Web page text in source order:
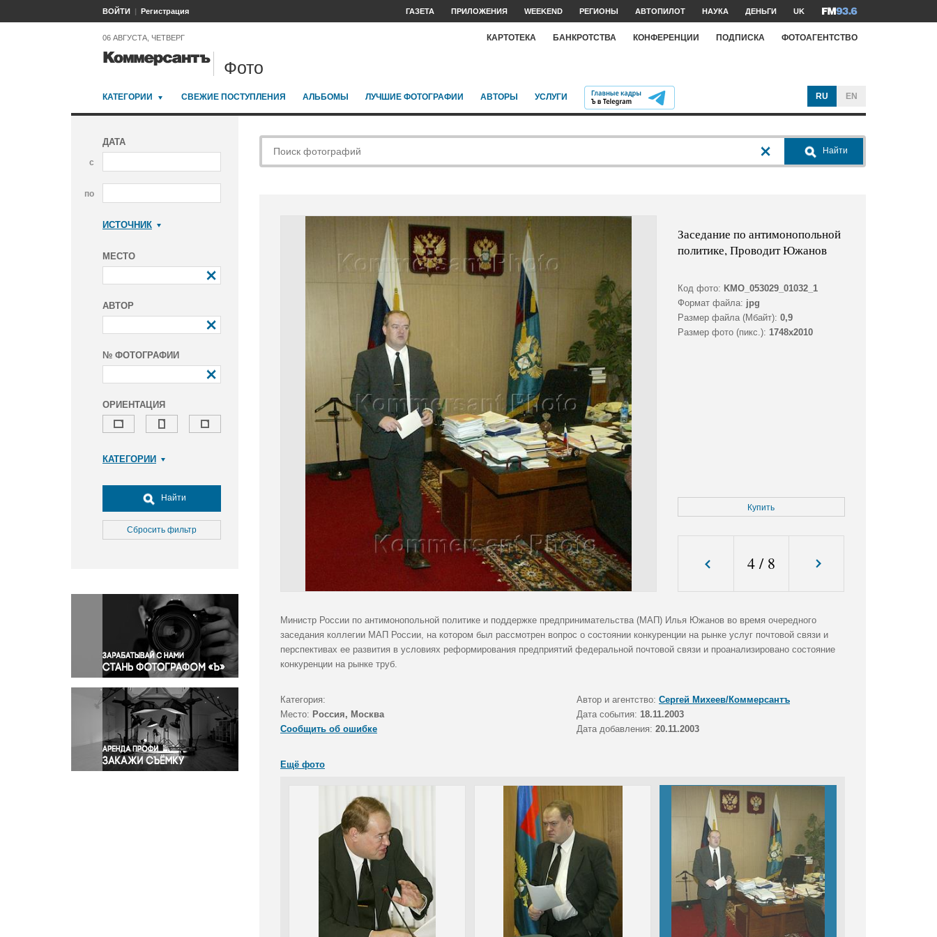
ВОЙТИ Регистрация ГАЗЕТА ПРИЛОЖЕНИЯ WEEKEND РЕГИОНЫ АВТОПИЛОТ НАУКА ДЕНЬГИ UK
06 АВГУСТА, ЧЕТВЕРГ КАРТОТЕКА БАНКРОТСТВА КОНФЕРЕНЦИИ ПОДПИСКА ФОТОАГЕНТСТВО
Фото
КАТЕГОРИИ СВЕЖИЕ ПОСТУПЛЕНИЯ АЛЬБОМЫ ЛУЧШИЕ ФОТОГРАФИИ АВТОРЫ УСЛУГИ RU EN
ДАТА
с
по
ИСТОЧНИК
МЕСТО
АВТОР
№ ФОТОГРАФИИ
ОРИЕНТАЦИЯ
КАТЕГОРИИ
Досуг, туризм и отдых
Культура
Медицина
Окружающая среда
Политика
Правосудие
Происшествия и конфликты
Религия
Светская жизнь
Спорт
Экология
Экономика и бизнес
Найти
Сбросить фильтр
Найти
Заседание по антимонопольной
политике, Проводит Южанов
Код фото: KMO_053029_01032_1
Формат файла: jpg
Размер файла (Мбайт): 0,9
Размер фото (пикс.): 1748x2010
Купить
4/ 8
Министр России по антимонопольной политике и поддержке предпринимательства (МАП) Илья Южанов во время очередного
заседания коллегии МАП России, на котором был рассмотрен вопрос о состоянии конкуренции на рынке услуг почтовой связи и
перспективах ее развития в условиях реформирования предприятий федеральной почтовой связи и проанализировано состояние
конкуренции на рынке труб.
Категория: Автор и агентство: Сергей Михеев/Коммерсантъ
Место: Россия, Москва Дата события: 18.11.2003
Сообщить об ошибке
Дата добавления: 20.11.2003
Ещё фото